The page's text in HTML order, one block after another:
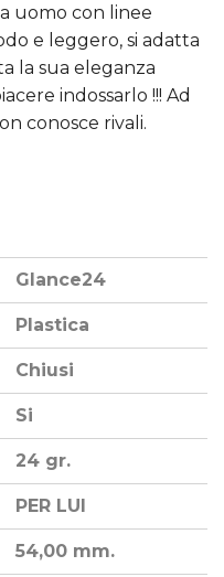
uomo con linee
e leggero, si adatta
la sua eleganza
indossarlo !!! Ad
conosce rivali.
Glance24
Plastica
Chiusi
Si
24 gr.
PER LUI
54,00 mm.